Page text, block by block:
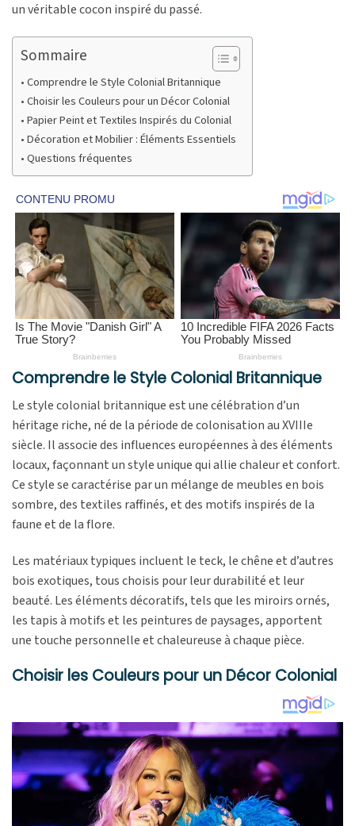
un véritable cocon inspiré du passé.
Sommaire
Comprendre le Style Colonial Britannique
Choisir les Couleurs pour un Décor Colonial
Papier Peint et Textiles Inspirés du Colonial
Décoration et Mobilier : Éléments Essentiels
Questions fréquentes
Comprendre le Style Colonial Britannique
Le style colonial britannique est une célébration d’un
héritage riche, né de la période de colonisation au XVIIIe
siècle. Il associe des influences européennes à des éléments
locaux, façonnant un style unique qui allie chaleur et confort.
Ce style se caractérise par un mélange de meubles en bois
sombre, des textiles raffinés, et des motifs inspirés de la
faune et de la flore.
Les matériaux typiques incluent le teck, le chêne et d’autres
bois exotiques, tous choisis pour leur durabilité et leur
beauté. Les éléments décoratifs, tels que les miroirs ornés,
les tapis à motifs et les peintures de paysages, apportent
une touche personnelle et chaleureuse à chaque pièce.
Choisir les Couleurs pour un Décor Colonial